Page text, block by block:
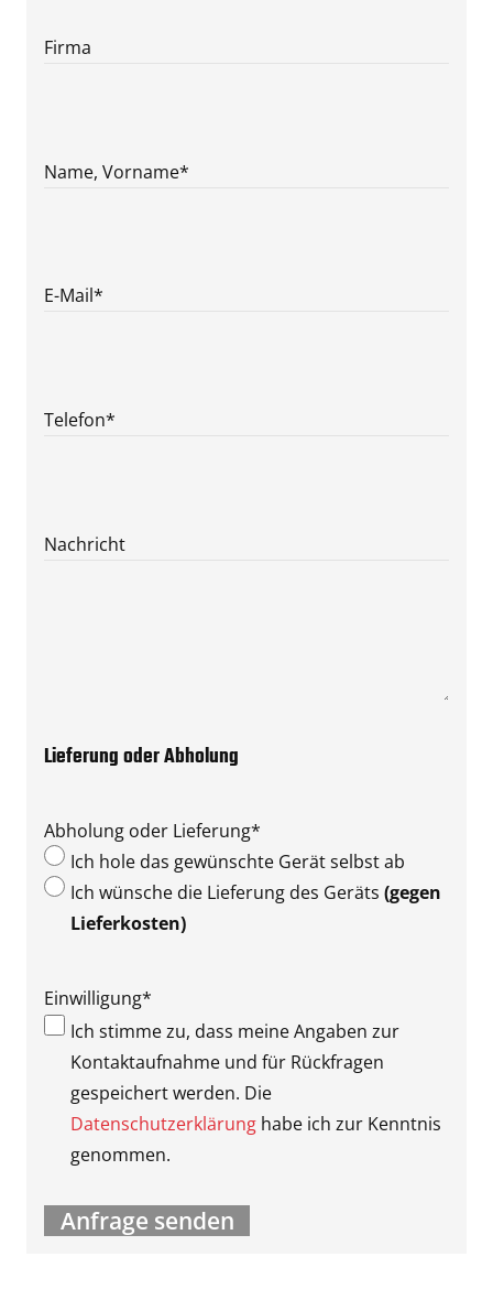
Firma
Name, Vorname*
E-Mail*
Telefon*
Nachricht
Lieferung oder Abholung
Abholung oder Lieferung*
Ich hole das gewünschte Gerät selbst ab
Ich wünsche die Lieferung des Geräts (gegen
Lieferkosten)
Einwilligung*
Ich stimme zu, dass meine Angaben zur
Kontaktaufnahme und für Rückfragen
gespeichert werden. Die
Datenschutzerklärunghabe ich zur Kenntnis
genommen.